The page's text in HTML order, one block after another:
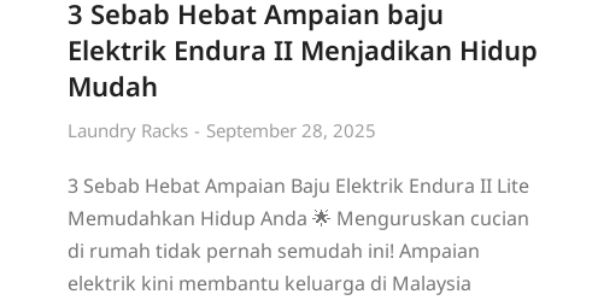
3 Sebab Hebat Ampaian baju
Elektrik Endura II Menjadikan Hidup
Mudah
Laundry Racks September 28, 2025
3 Sebab Hebat Ampaian Baju Elektrik Endura II Lite
Memudahkan Hidup Anda 🌟 Menguruskan cucian
di rumah tidak pernah semudah ini! Ampaian
elektrik kini membantu keluarga di Malaysia